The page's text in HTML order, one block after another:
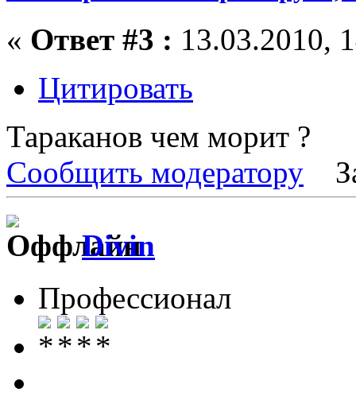
« Ответ #3 : 13.03.2010,
Цитировать
Тараканов чем морит ?
Сообщить модератору
Divin
Профессионал